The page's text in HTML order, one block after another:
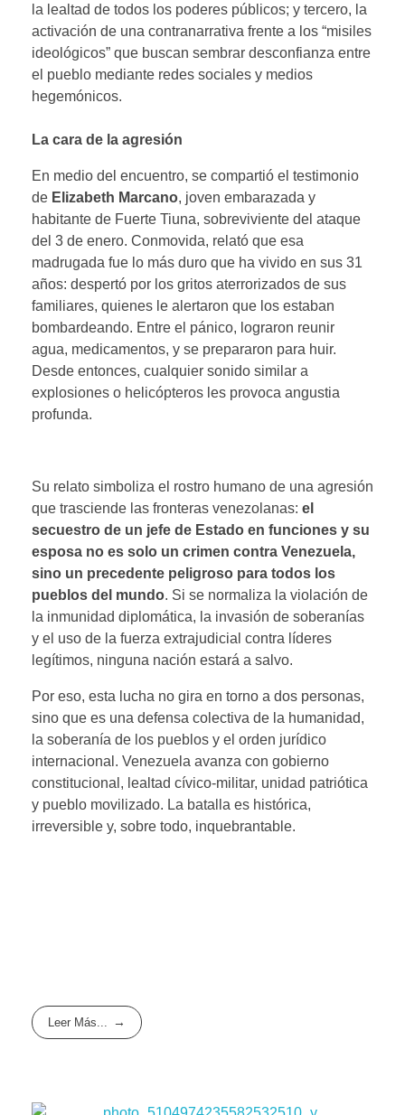
la lealtad de todos los poderes públicos; y tercero, la
activación de una contranarrativa frente a los “misiles
ideológicos” que buscan sembrar desconfianza entre
el pueblo mediante redes sociales y medios
hegemónicos.
La cara de la agresión
En medio del encuentro, se compartió el testimonio
de Elizabeth Marcano, joven embarazada y
habitante de Fuerte Tiuna, sobreviviente del ataque
del 3 de enero. Conmovida, relató que esa
madrugada fue lo más duro que ha vivido en sus 31
años: despertó por los gritos aterrorizados de sus
familiares, quienes le alertaron que los estaban
bombardeando. Entre el pánico, lograron reunir
agua, medicamentos, y se prepararon para huir.
Desde entonces, cualquier sonido similar a
explosiones o helicópteros les provoca angustia
profunda.
Su relato simboliza el rostro humano de una agresión
que trasciende las fronteras venezolanas: el
secuestro de un jefe de Estado en funciones y su
esposa no es solo un crimen contra Venezuela,
sino un precedente peligroso para todos los
pueblos del mundo. Si se normaliza la violación de
la inmunidad diplomática, la invasión de soberanías
y el uso de la fuerza extrajudicial contra líderes
legítimos, ninguna nación estará a salvo.
Por eso, esta lucha no gira en torno a dos personas,
sino que es una defensa colectiva de la humanidad,
la soberanía de los pueblos y el orden jurídico
internacional. Venezuela avanza con gobierno
constitucional, lealtad cívico-militar, unidad patriótica
y pueblo movilizado. La batalla es histórica,
irreversible y, sobre todo, inquebrantable.
Leer Más...